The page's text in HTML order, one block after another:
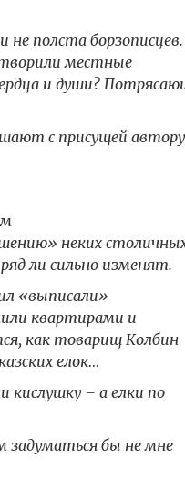
не полста
местные
и души?
с присущей автору
неких
ли сильно изменят.
«выписали»
квартирами и
как товарищ Колбин
елок…
кислушку – а елки по
задуматься бы не мне